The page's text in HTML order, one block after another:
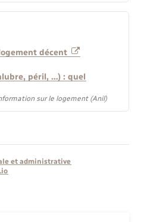
décent
péril, …) : quel
sur le logement (Anil)
et administrative